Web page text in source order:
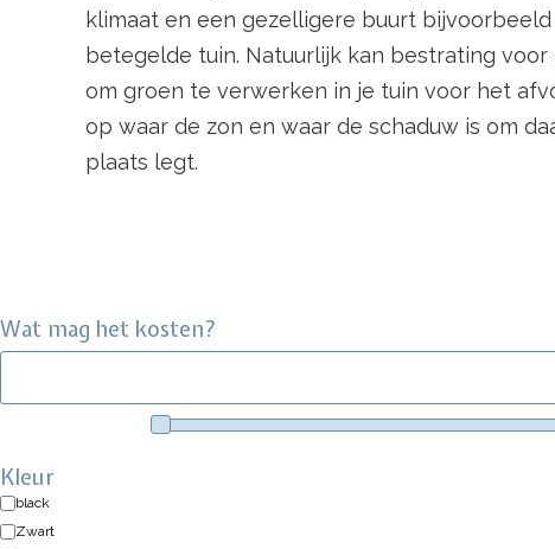
lklimaat en een gezelligere buurt
betegelde tuin. Natuurlijk kan bestrating
om groen te verwerken in je tuin voor het
op waar de zon en waar de schaduw is om
plaats legt.
Wat mag het kosten?
Kleur
black
Zwart